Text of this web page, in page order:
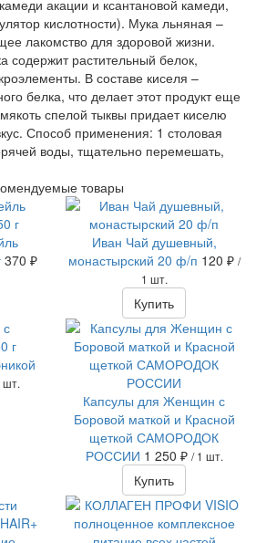
акации и ксантановой камеди,
кислотности). Мука льняная –
лакомство для здоровой жизни.
содержит растительный белок,
В составе киселя –
белка, что делает этот продукт еще
спелой тыквы придает киселю
Способ применения: 1 столовая
воды, тщательно перемешать,
товары
370 ₽
Иван Чай душевный,
монастырский 20 ф/п 120 ₽ /
1 шт.
Купить
шт.
Капсулы для Женщин с
Боровой маткой и Красной
щеткой САМОРОДОК
РОССИИ 1 250 ₽ / 1 шт.
Купить